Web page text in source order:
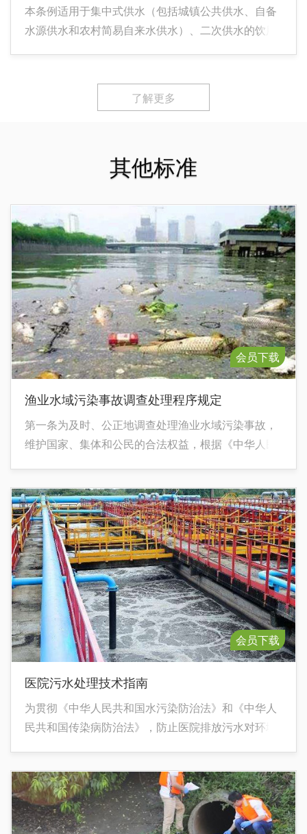
本条例适用于集中式供水（包括城镇公共供水、自备
水源供水和农村简易自来水供水）、二次供水的饮用
了解更多
其他标准
会员下载
渔业水域污染事故调查处理程序规定
第一条为及时、公正地调查处理渔业水域污染事故，
维护国家、集体和公民的合法权益，根据《中华人民
制定本规定。
会员下载
医院污水处理技术指南
为贯彻《中华人民共和国水污染防治法》和《中华人
民共和国传染病防治法》，防止医院排放污水对环境
处理设施建设和即将颁布的《医疗机构水污染物排放
标准》的实施，编制本技术指南。